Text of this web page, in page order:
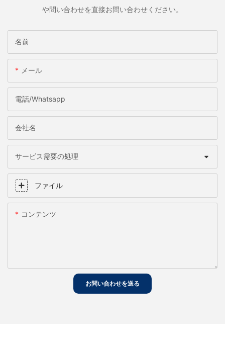
や問い合わせを直接お問い合わせください。
名前
メール
電話/whatsapp
会社名
サービス需要の処理
ファイル
コンテンツ
お問い合わせを送る